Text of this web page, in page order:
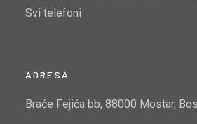
Svi telefoni
ADRESA
Braće Fejića bb, 88000 Mostar,